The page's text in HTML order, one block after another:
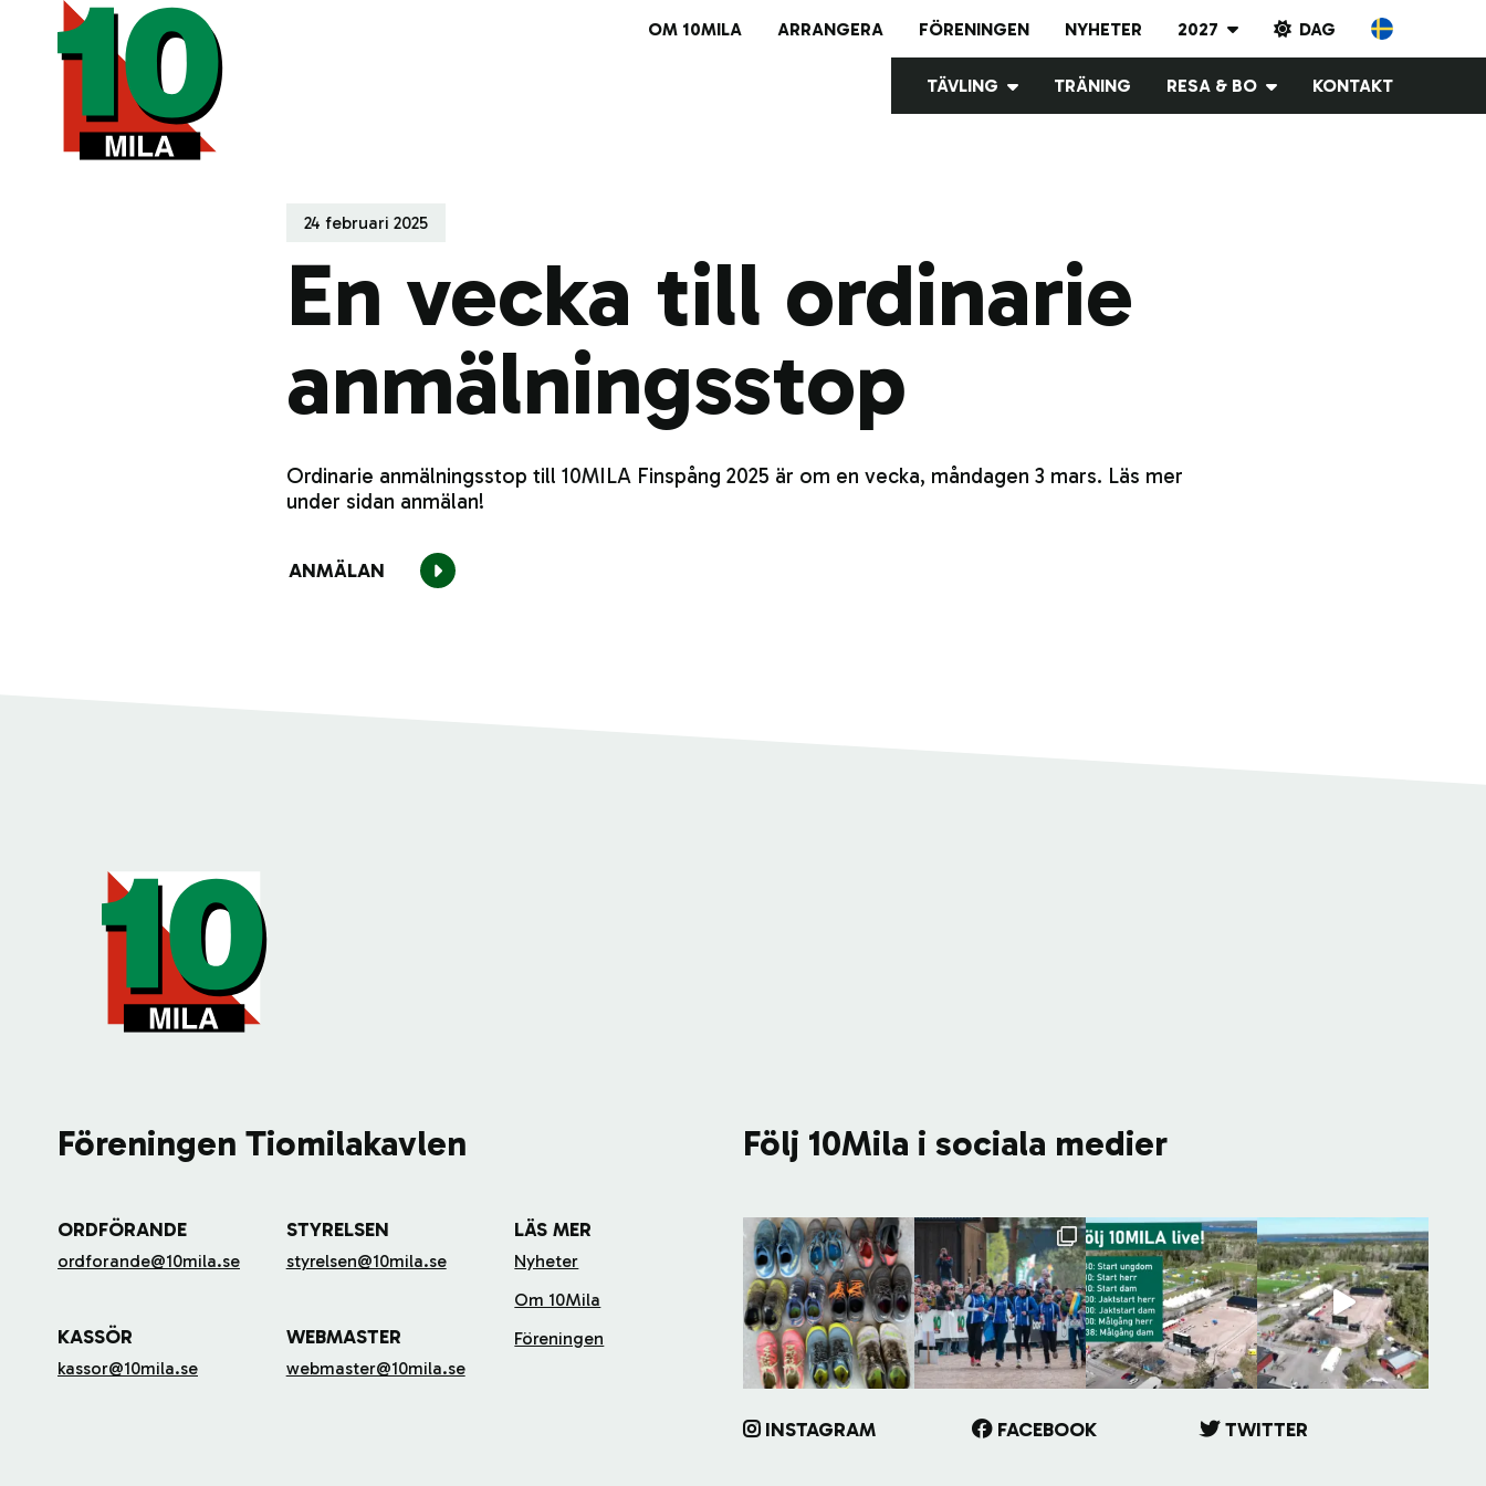
OM 10MILA ARRANGERA FÖRENINGEN NYHETER
2027
Resultatarkiv
2023
DAG
TÄVLING
Avlysning
TRÄNING
RESA & BO
Logi
KONTAKT
24 februari 2025
En vecka till ordinarie
anmälningsstop
Ordinarie anmälningsstop till 10MILA Finspång 2025 är om en vecka, måndagen 3 mars. Läs mer
under sidan anmälan!
ANMÄLAN
Föreningen Tiomilakavlen
ORDFÖRANDE
ordforande@10mila.se
KASSÖR
kassor@10mila.se
STYRELSEN
styrelsen@10mila.se
WEBMASTER
webmaster@10mila.se
LÄS MER
Nyheter
Om 10Mila
Föreningen
Följ 10Mila i sociala medier
INSTAGRAM FACEBOOK TWITTER